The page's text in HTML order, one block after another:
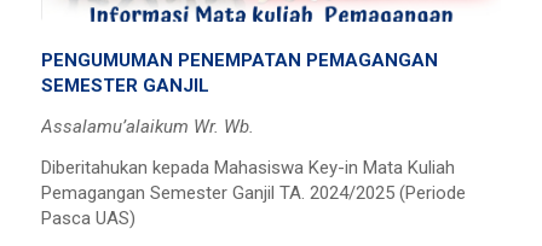
PENGUMUMAN PENEMPATAN PEMAGANGAN
SEMESTER GANJIL
Assalamu’alaikum Wr. Wb.
Diberitahukan kepada Mahasiswa Key-in Mata Kuliah
Pemagangan Semester Ganjil TA. 2024/2025 (Periode
Pasca UAS)